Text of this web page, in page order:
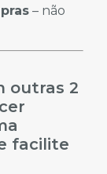
– não
outras 2
facilite